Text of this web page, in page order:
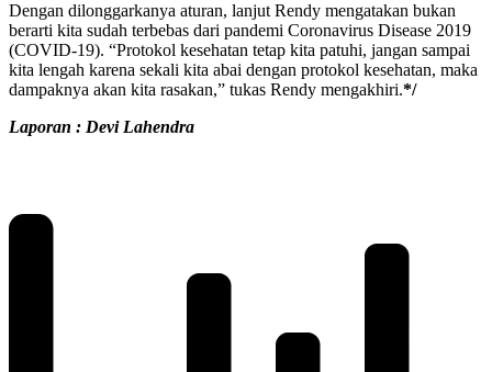
Dengan dilonggarkanya aturan, lanjut Rendy mengatakan bukan
berarti kita sudah terbebas dari pandemi Coronavirus Disease 2019
(COVID-19). “Protokol kesehatan tetap kita patuhi, jangan sampai
kita lengah karena sekali kita abai dengan protokol kesehatan, maka
dampaknya akan kita rasakan,” tukas Rendy mengakhiri.*/
Laporan : Devi Lahendra